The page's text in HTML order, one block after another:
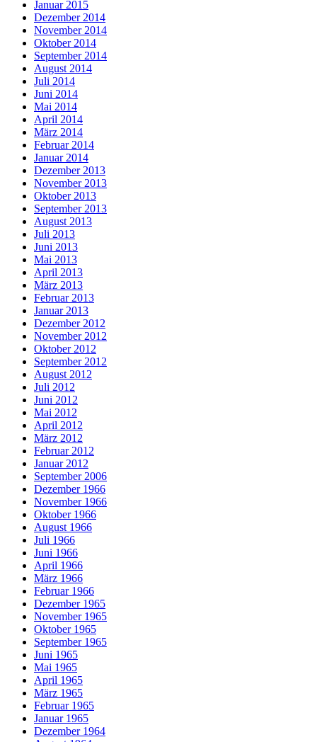
Januar 2015
Dezember 2014
November 2014
Oktober 2014
September 2014
August 2014
Juli 2014
Juni 2014
Mai 2014
April 2014
März 2014
Februar 2014
Januar 2014
Dezember 2013
November 2013
Oktober 2013
September 2013
August 2013
Juli 2013
Juni 2013
Mai 2013
April 2013
März 2013
Februar 2013
Januar 2013
Dezember 2012
November 2012
Oktober 2012
September 2012
August 2012
Juli 2012
Juni 2012
Mai 2012
April 2012
März 2012
Februar 2012
Januar 2012
September 2006
Dezember 1966
November 1966
Oktober 1966
August 1966
Juli 1966
Juni 1966
April 1966
März 1966
Februar 1966
Dezember 1965
November 1965
Oktober 1965
September 1965
Juni 1965
Mai 1965
April 1965
März 1965
Februar 1965
Januar 1965
Dezember 1964